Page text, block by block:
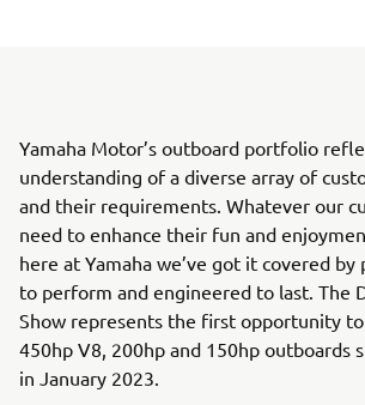
Yamaha Motor’s outboard portfolio
understanding of a diverse array of
and their requirements. Whatever our
need to enhance their fun and
here at Yamaha we’ve got it covered
to perform and engineered to last. The
Show represents the first opportunity
450hp V8, 200hp and 150hp outboards
in January 2023.